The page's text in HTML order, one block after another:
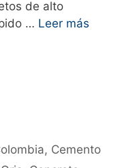
de alto
… Leer más
, Cemento